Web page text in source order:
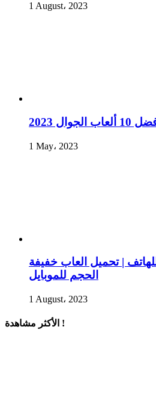
1 August، 2023
2023
1 May، 2023
| تحميل العاب خفيفة
الحجم للموبايل
1 August، 2023
الأكثر مشاهدة !